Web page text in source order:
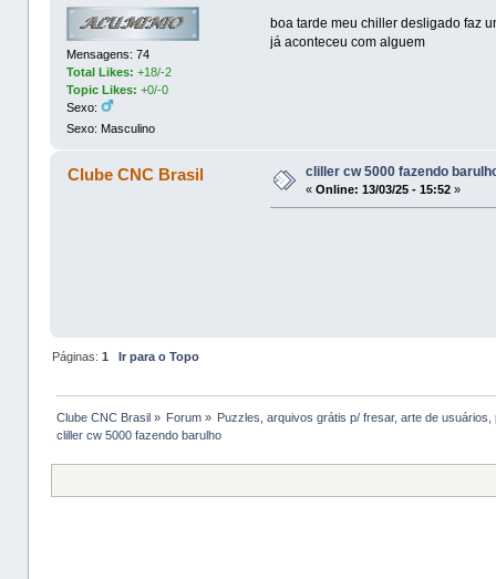
Mensagens: 74
Total Likes:+18/-2
Topic Likes: +0/-0
Sexo:
Sexo: Masculino
boa tarde meu chiller desligado faz
já aconteceu com alguem
Clube CNC Brasil cliller cw 5000 fazendo
«Online: 13/03/25 - 15:52 »
Páginas: 1 Ir para o Topo
Clube CNC Brasil » Forum » Puzzles, arquivos grátis p/ fresar, arte de usuários,
cliller cw 5000 fazendo barulho